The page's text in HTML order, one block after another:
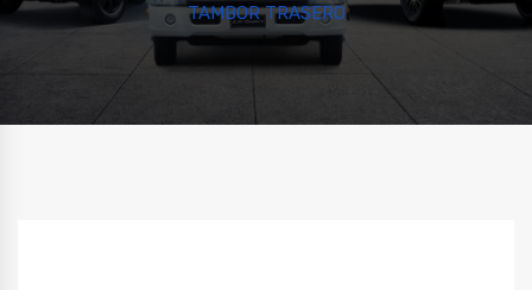
TAMBOR TRASERO